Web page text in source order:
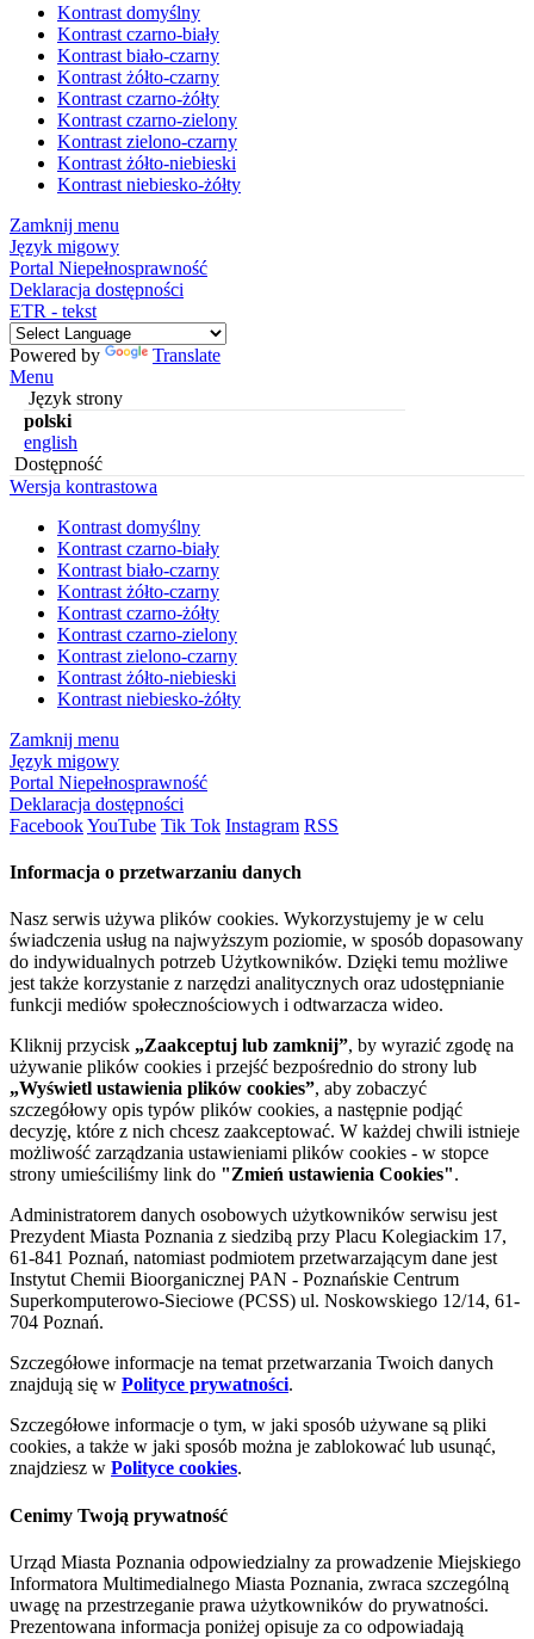
Kontrast domyślny
Kontrast czarno-biały
Kontrast biało-czarny
Kontrast żółto-czarny
Kontrast czarno-żółty
Kontrast czarno-zielony
Kontrast zielono-czarny
Kontrast żółto-niebieski
Kontrast niebiesko-żółty
Zamknij menu
Język migowy
Portal Niepełnosprawność
Deklaracja dostępności
ETR - tekst
Powered by
Translate
Menu
Język strony
polski
english
Dostępność
Wersja kontrastowa
Kontrast domyślny
Kontrast czarno-biały
Kontrast biało-czarny
Kontrast żółto-czarny
Kontrast czarno-żółty
Kontrast czarno-zielony
Kontrast zielono-czarny
Kontrast żółto-niebieski
Kontrast niebiesko-żółty
Zamknij menu
Język migowy
Portal Niepełnosprawność
Deklaracja dostępności
FacebookYouTube Tik Tok Instagram RSS
Informacja o przetwarzaniu danych
Nasz serwis używa plików cookies. Wykorzystujemy je w celu
świadczenia usług na najwyższym poziomie, w sposób dopasowany
do indywidualnych potrzeb Użytkowników. Dzięki temu możliwe
jest także korzystanie z narzędzi analitycznych oraz udostępnianie
funkcji mediów społecznościowych i odtwarzacza wideo.
Kliknij przycisk „Zaakceptuj lub zamknij”, by wyrazić zgodę na
używanie plików cookies i przejść bezpośrednio do strony lub
„Wyświetl ustawienia plików cookies”, aby zobaczyć
szczegółowy opis typów plików cookies, a następnie podjąć
decyzję, które z nich chcesz zaakceptować. W każdej chwili istnieje
możliwość zarządzania ustawieniami plików cookies - w stopce
strony umieściliśmy link do "Zmień ustawienia Cookies".
Administratorem danych osobowych użytkowników serwisu jest
Prezydent Miasta Poznania z siedzibą przy Placu Kolegiackim 17,
61-841 Poznań, natomiast podmiotem przetwarzającym dane jest
Instytut Chemii Bioorganicznej PAN - Poznańskie Centrum
Superkomputerowo-Sieciowe (PCSS) ul. Noskowskiego 12/14, 61-
704 Poznań.
Szczegółowe informacje na temat przetwarzania Twoich danych
znajdują się w Polityce prywatności.
Szczegółowe informacje o tym, w jaki sposób używane są pliki
cookies, a także w jaki sposób można je zablokować lub usunąć,
znajdziesz w Polityce cookies.
Cenimy Twoją prywatność
Urząd Miasta Poznania odpowiedzialny za prowadzenie Miejskiego
Informatora Multimedialnego Miasta Poznania, zwraca szczególną
uwagę na przestrzeganie prawa użytkowników do prywatności.
Prezentowana informacja poniżej opisuje za co odpowiadają